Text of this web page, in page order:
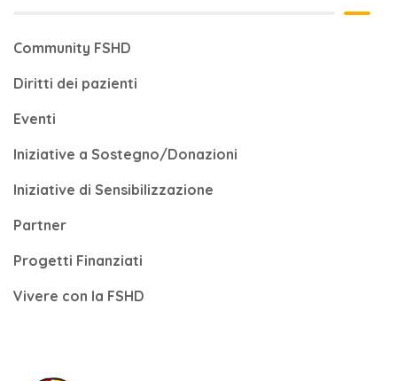
Community FSHD
Diritti dei pazienti
Eventi
Iniziative a Sostegno/Donazioni
Iniziative di Sensibilizzazione
Partner
Progetti Finanziati
Vivere con la FSHD